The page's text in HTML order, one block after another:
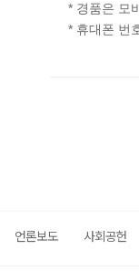
* 경품은 모
* 휴대폰 번
언론보도 사회공헌